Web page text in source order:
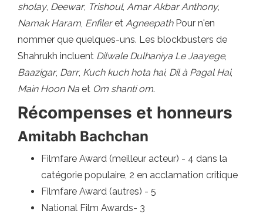
sholay, Deewar, Trishoul, Amar Akbar Anthony,
Namak Haram Enfileret AgneepathPour n'en
nommer que quelques-uns. Les blockbusters de
Shahrukh incluent Dilwale Dulhaniya Le Jaayege,
Baazigar, Darr, Kuch kuch hota hai, Dil à Pagal Hai,
Main Hoon Na et Om shanti om.
Récompenses et honneurs
Amitabh Bachchan
Filmfare Award (meilleur acteur) - 4 dans la
catégorie populaire, 2 en acclamation critique
Filmfare Award (autres) - 5
National Film Awards- 3